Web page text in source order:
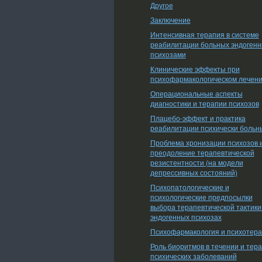
Другое
Заключение
Интенсивная терапия в системе
реабилитации больных
психозами
Клинические эффекты при
психофармакологическом
Операциональные аспекты
диагностики и терапии психозов
Плацебо-эффект и практика
реабилитации психически
Проблема хронизации психозов
преодоление терапевтической
резистентности (на модели
депрессивных состояний)
Психопатологические и
психологические предпосылки
выбора терапевтической
эндогенных психозах
Психофармакология и
Роль биоритмов в течении и
психических заболеваний